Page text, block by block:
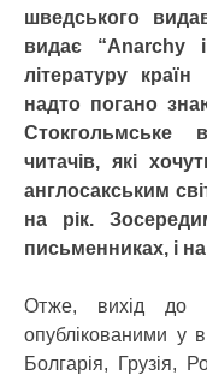
шведського
видає “Anarchy
літературу
надто погано
читачів, які
англосакським
на рік.
письменниках, і
Отже, вихід до
опублікованими у
Болгарія, Грузія,